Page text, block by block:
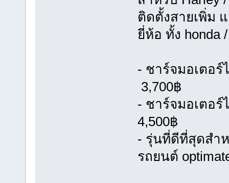
ติดตั้งสายเพิ่ม
ยี่ห้อ ทั้ง honda
- ชาร์จมอเตอร์
3,700฿
- ชาร์จมอเตอ
4,500฿
- รุ่นที่ดีที่สุดสำ
รถยนต์